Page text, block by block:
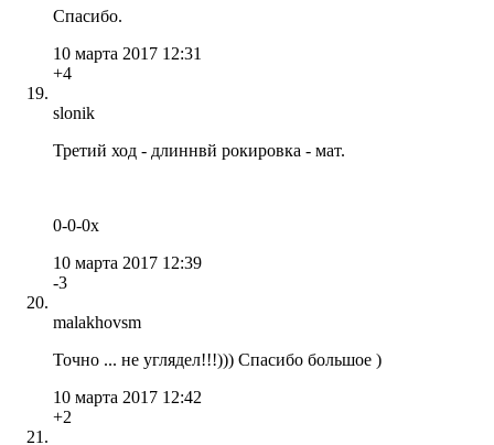
Спасибо.
10 марта 2017 12:31
+4
slonik
Третий ход - длиннвй рокировка - мат.
0-0-0x
10 марта 2017 12:39
-3
malakhovsm
Точно ... не углядел!!!))) Спасибо большое )
10 марта 2017 12:42
+2